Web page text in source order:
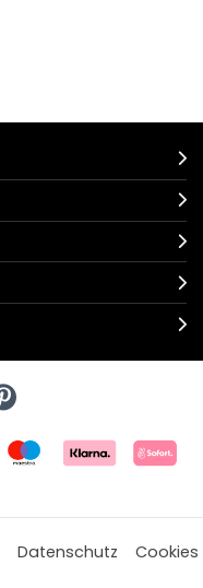
Datenschutz
Cookies